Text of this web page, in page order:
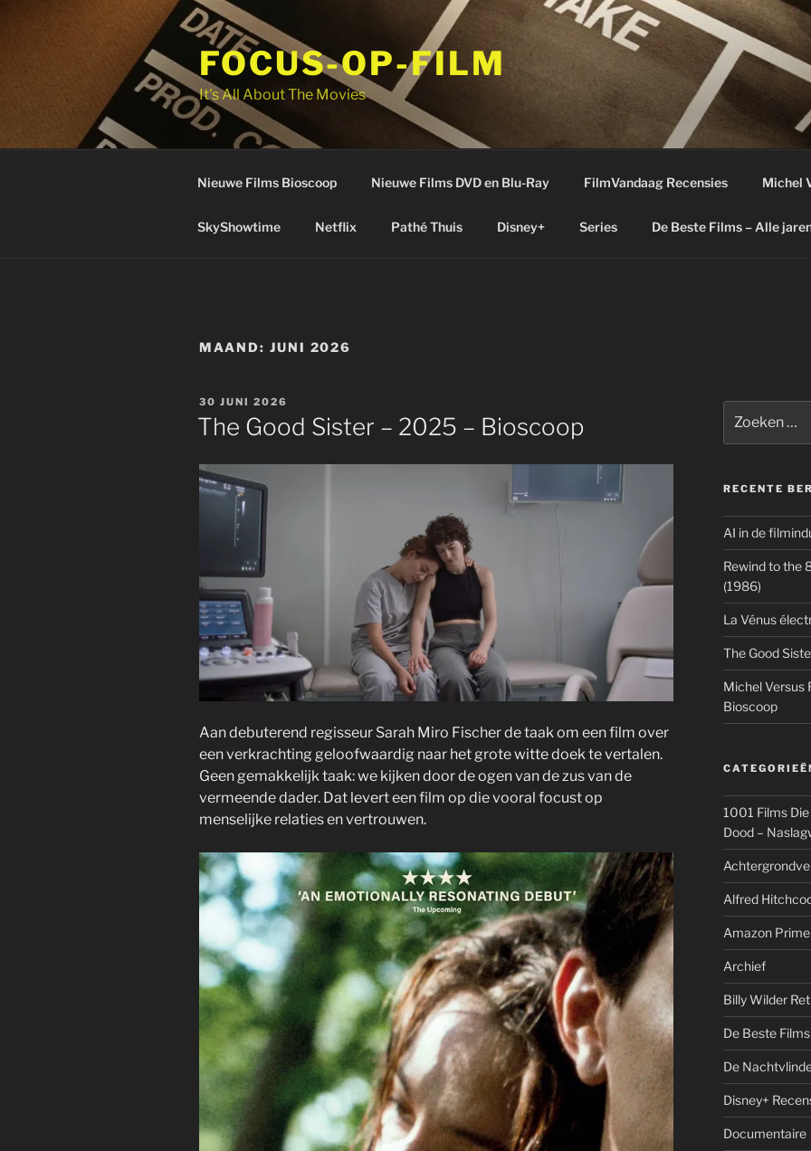
FOCUS-OP-FILM
It's All About The Movies
Nieuwe Films Bioscoop Nieuwe Films DVD en Blu-Ray FilmVandaag Recensies Michel
SkyShowtime Netflix Pathé Thuis Disney+ Series De Beste Films – Alle
MAAND: JUNI 2026
GEPLAATST
OP
30 JUNI 2026
The Good Sister – 2025 – Bioscoop
Aan debuterend regisseur Sarah Miro Fischer de taak om een film over
een verkrachting geloofwaardig naar het grote witte doek te vertalen.
Geen gemakkelijk taak: we kijken door de ogen van de zus van de
vermeende dader. Dat levert een film op die vooral focust op
menselijke relaties en vertrouwen.
naar:
RECENTE
AI in de
Rewind to the
(1986)
La Vénus
The Good
Michel Versus
Bioscoop
1001 Films
Dood –
Alfred
Amazon
Archief
Billy Wilder
De Beste
De
Disney+
Documentaire